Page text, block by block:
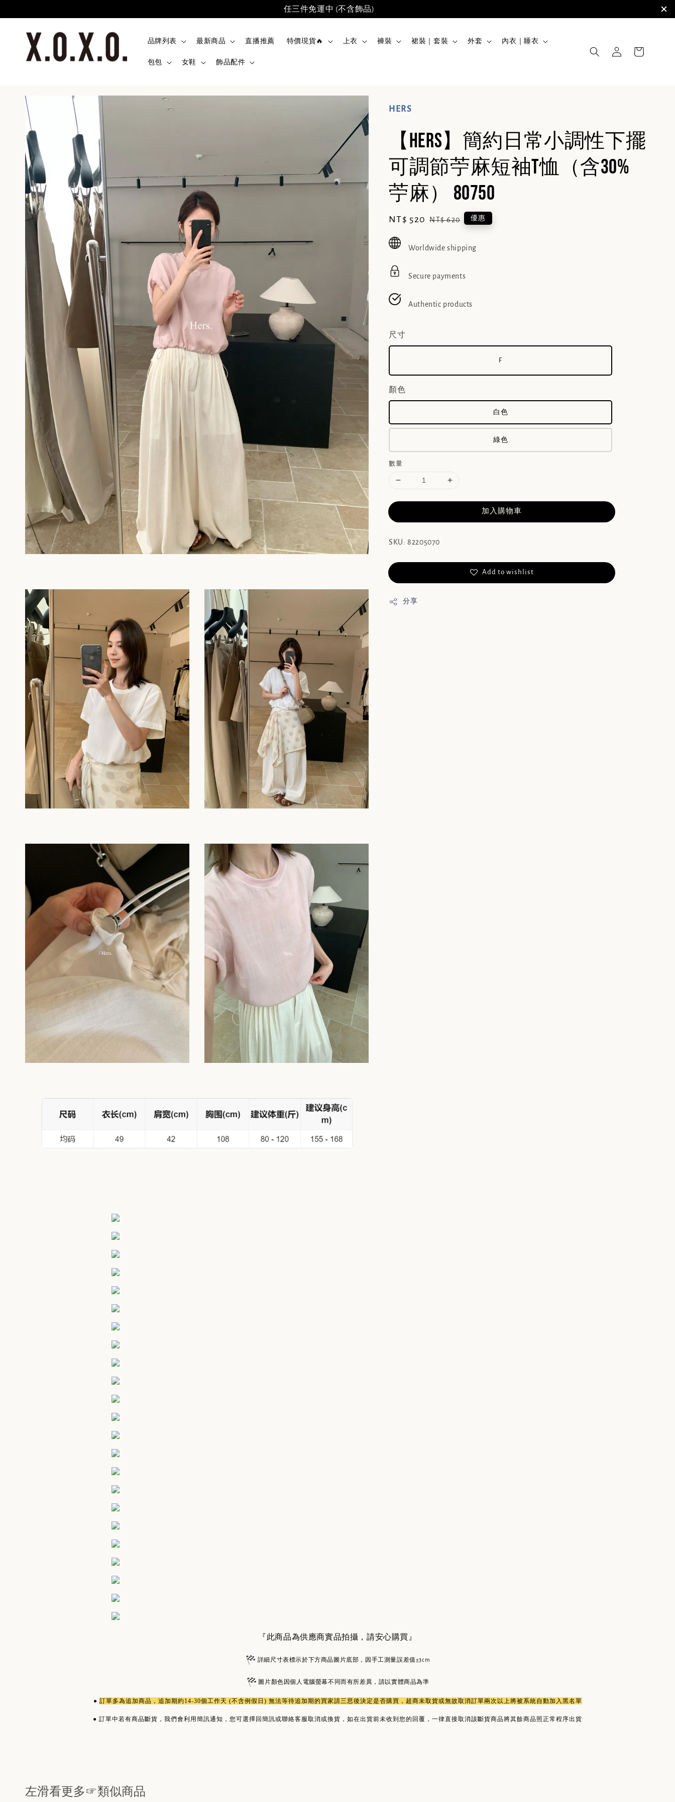
任三件免運中 (不含飾品)
品牌列表 最新商品 直播推薦 特價現貨🔥 上衣 褲裝 裙裝｜套裝 外套 內衣｜睡衣
包包 女鞋 飾品配件
HERS
【Hers】簡約日常小調性下擺
可調節苧麻短袖T恤（含30%
苧麻） 80750
Sale
NT$ 520 Regular
NT$ 620 優惠
Worldwide shipping
Secure payments
Authentic products
尺寸
F
顏色
白色
綠色
數量
加入購物車
SKU: 82205070
Add to wishlist
分享
『此商品為供應商實品拍攝，請安心購買』
詳細尺寸表標示於下方商品圖片底部，因手工測量誤差值±3cm
圖片顏色因個人電腦螢幕不同而有所差異，請以實體商品為準
● 訂單多為追加商品 ，追加期約14-30個工作天 (不含例假日) 無法等待追加期的買家請三思後決定是否購買，超商未取貨或無故取消訂單兩次以上將被系統自動加入黑名單
● 訂單中若有商品斷貨，我們會利用簡訊通知，您可選擇回簡訊或聯絡客服取消或換貨，如在出貨前未收到您的回覆，一律直接取消該斷貨商品將其餘商品照正常程序出貨
左滑看更多☞類似商品